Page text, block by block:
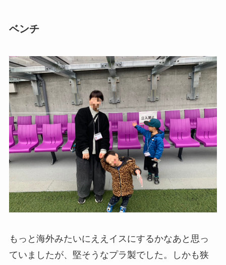
ベンチ
もっと海外みたいにええイスにするかなあと思っ
ていましたが、 堅そうなプラ製でした。しかも狭